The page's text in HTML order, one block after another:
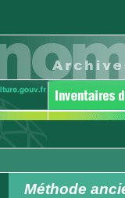
Méthode